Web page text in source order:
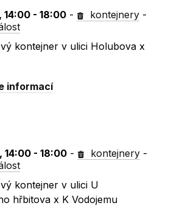
14:00 - 18:00 - kontejnery -
kontejner v ulici Holubova x
informací
14:00 - 18:00 - kontejnery -
kontejner v ulici U
hřbitova x K Vodojemu